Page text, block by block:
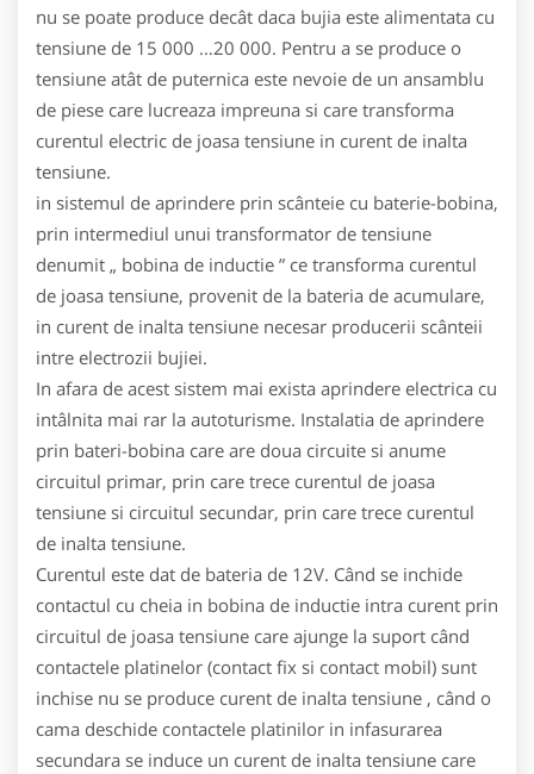
nu se poate produce decât daca bujia este alimentata cu
tensiune de 15 000 …20 000. Pentru a se produce o
tensiune atât de puternica este nevoie de un ansamblu
de piese care lucreaza impreuna si care transforma
curentul electric de joasa tensiune in curent de inalta
tensiune.
in sistemul de aprindere prin scânteie cu baterie-bobina,
prin intermediul unui transformator de tensiune
denumit „ bobina de inductie ” ce transforma curentul
de joasa tensiune, provenit de la bateria de acumulare,
in curent de inalta tensiune necesar producerii scânteii
intre electrozii bujiei.
In afara de acest sistem mai exista aprindere electrica cu
intâlnita mai rar la autoturisme. Instalatia de aprindere
prin bateri-bobina care are doua circuite si anume
circuitul primar, prin care trece curentul de joasa
tensiune si circuitul secundar, prin care trece curentul
de inalta tensiune.
Curentul este dat de bateria de 12V. Când se inchide
contactul cu cheia in bobina de inductie intra curent prin
circuitul de joasa tensiune care ajunge la suport când
contactele platinelor (contact fix si contact mobil) sunt
inchise nu se produce curent de inalta tensiune , când o
cama deschide contactele platinilor in infasurarea
secundara se induce un curent de inalta tensiune care